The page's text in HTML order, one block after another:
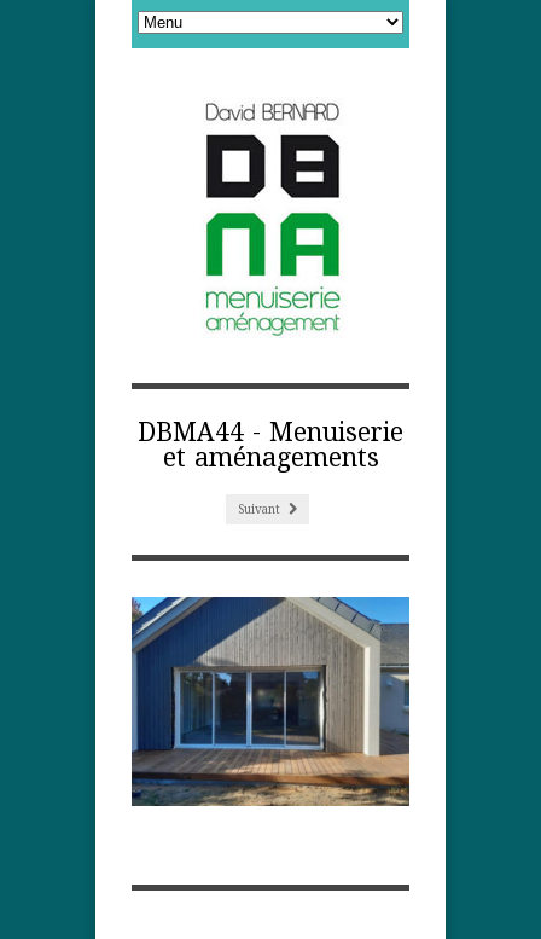
DBMA44 - Menuiserie
et aménagements
Suivant